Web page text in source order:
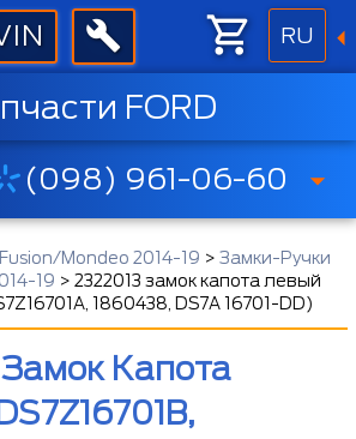
RU
FORD
(098) 961-06-60
Fusion/Mondeo 2014-19 >Замки-Ручки
19 > 2322013 замок капота левый
1860438, DS7A 16701-DD)
Капота